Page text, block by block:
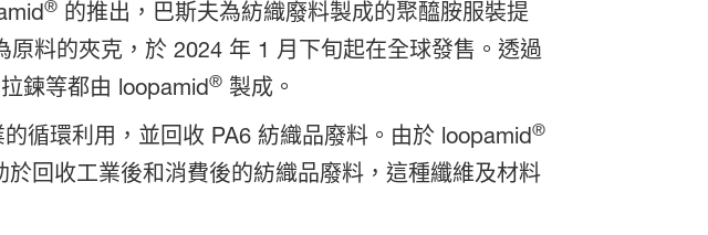
®的推出，巴斯夫為紡織廢料製成的聚醯胺服裝提
原料的夾克，於 2024 年 1 月下旬起在全球發售。透過
鍊等都由 loopamid®製成。
循環利用，並回收 PA6 紡織品廢料。由於 loopamid®
回收工業後和消費後的紡織品廢料，這種纖維及材料